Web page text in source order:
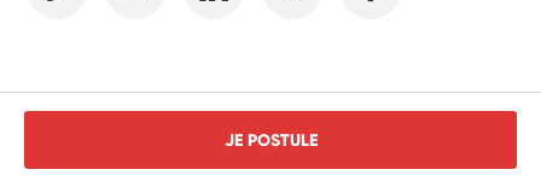
JE POSTULE